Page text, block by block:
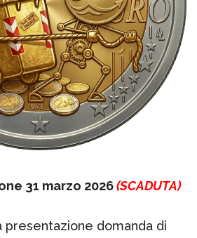
31 marzo 2026(SCADUTA)
presentazione domanda di